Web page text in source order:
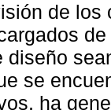
de
diseño
se
ha